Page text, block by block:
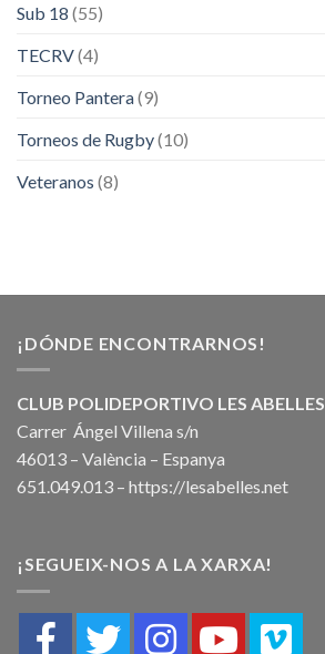
Sub 18 (55)
TECRV(4)
Torneo Pantera(9)
Torneos de Rugby(10)
Veteranos (8)
¡DÓNDE ENCONTRARNOS!
CLUB POLIDEPORTIVO LES ABELLES
Carrer Ángel Villena s/n
46013 – València – Espanya
651.049.013 – https://lesabelles.net
¡SEGUEIX-NOS A LA XARXA!